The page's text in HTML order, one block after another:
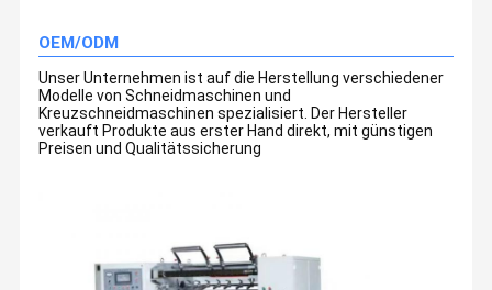
OEM/ODM
Unser Unternehmen ist auf die Herstellung verschiedener
Modelle von Schneidmaschinen und
Kreuzschneidmaschinen spezialisiert. Der Hersteller
verkauft Produkte aus erster Hand direkt, mit günstigen
Preisen und Qualitätssicherung